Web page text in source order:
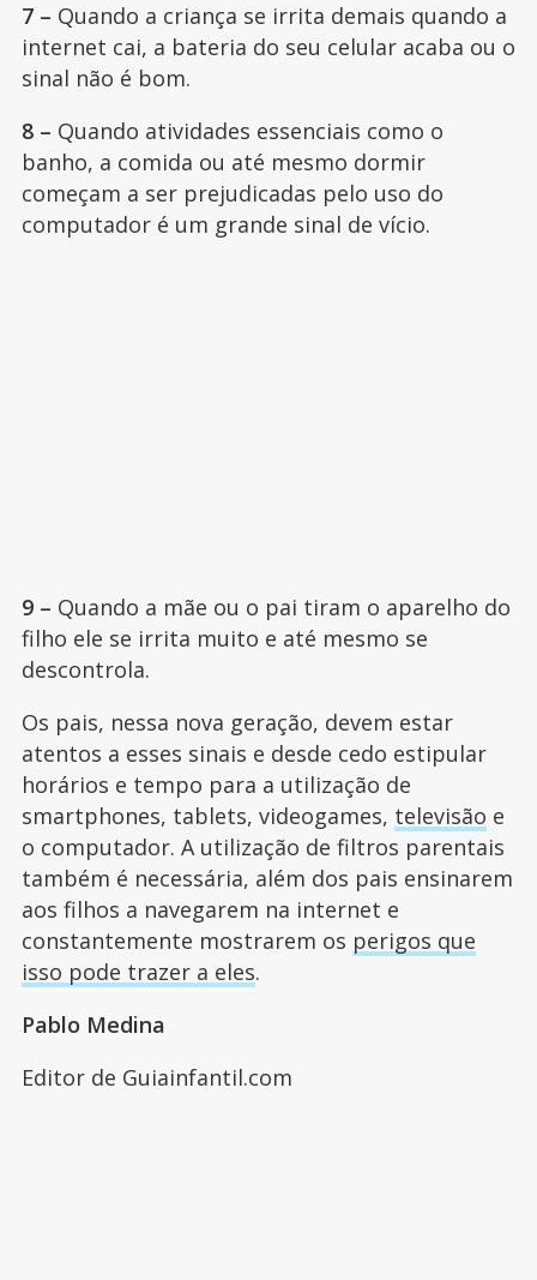
7 – Quando a criança se irrita demais quando a
internet cai, a bateria do seu celular acaba ou o
sinal não é bom.
8 – Quando atividades essenciais como o
banho, a comida ou até mesmo dormir
começam a ser prejudicadas pelo uso do
computador é um grande sinal de vício.
9 – Quando a mãe ou o pai tiram o aparelho do
filho ele se irrita muito e até mesmo se
descontrola.
Os pais, nessa nova geração, devem estar
atentos a esses sinais e desde cedo estipular
horários e tempo para a utilização de
smartphones, tablets, videogames, televisão e
o computador. A utilização de filtros parentais
também é necessária, além dos pais ensinarem
aos filhos a navegarem na internet e
constantemente mostrarem os perigos que
isso pode trazer a eles.
Pablo Medina
Editor de Guiainfantil.com